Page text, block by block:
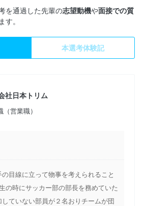
を通過した先輩の志望動機や面接での質
。
本選考体験記
社日本トリム
（営業職）
目線に立って物事を考えられること
の時にサッカー部の部長を務めていた
ていない部員が２名おりチームが団